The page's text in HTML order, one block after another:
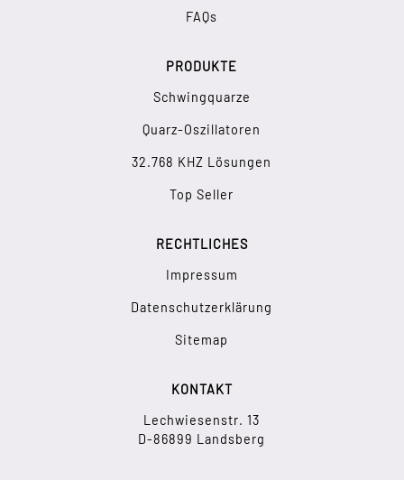
FAQs
PRODUKTE
Schwingquarze
Quarz-Oszillatoren
32.768 KHZ Lösungen
Top Seller
RECHTLICHES
Impressum
Datenschutzerklärung
Sitemap
KONTAKT
Lechwiesenstr. 13
D-86899 Landsberg